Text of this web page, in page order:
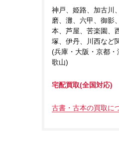
神戸、姫路、加古川
磨、灘、六甲、御影
本、芦屋、苦楽園、
塚、伊丹、川西など
(兵庫・大阪・京都・
歌山)
宅配買取(全国対応)
古書・古本の買取に